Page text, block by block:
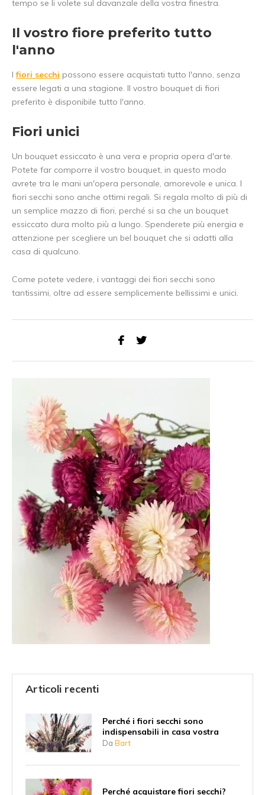
tempo se li volete sul davanzale della vostra finestra.
Il vostro fiore preferito tutto
l'anno
Ifiori secchi possono essere acquistati tutto l'anno, senza
essere legati a una stagione. Il vostro bouquet di fiori
preferito è disponibile tutto l'anno.
Fiori unici
Un bouquet essiccato è una vera e propria opera d'arte.
Potete far comporre il vostro bouquet, in questo modo
avrete tra le mani un'opera personale, amorevole e unica. I
fiori secchi sono anche ottimi regali. Si regala molto di più di
un semplice mazzo di fiori, perché si sa che un bouquet
essiccato dura molto più a lungo. Spenderete più energia e
attenzione per scegliere un bel bouquet che si adatti alla
casa di qualcuno.
Come potete vedere, i vantaggi dei fiori secchi sono
tantissimi, oltre ad essere semplicemente bellissimi e unici.
Articoli recenti
Perché i fiori secchi sono
indispensabili in casa vostra
Da Bart
Perché acquistare fiori secchi?
aggiornati sui nostri ultimi prodotti e ottenere unosconto del
Utilizzate subito il codice sconto, prima che scada!